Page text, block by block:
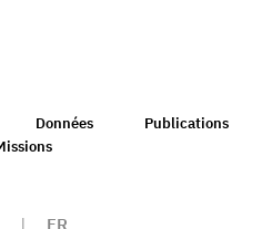
Données
Publications
| FR